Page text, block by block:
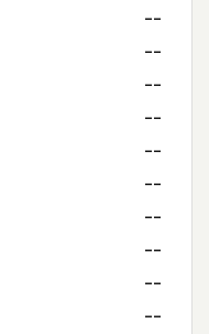
--
--
--
--
--
--
--
--
--
--